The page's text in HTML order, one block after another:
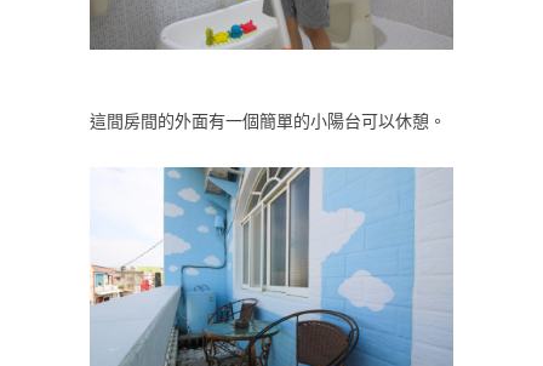
這間房間的外面有一個簡單的小陽台可以休憩。